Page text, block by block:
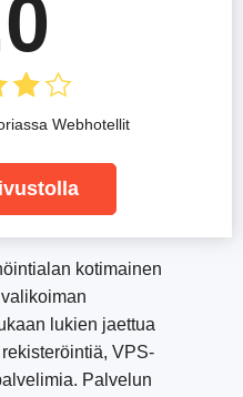
kotimainen
lukien jaettua
VPS-
Palvelun
Webhotellit